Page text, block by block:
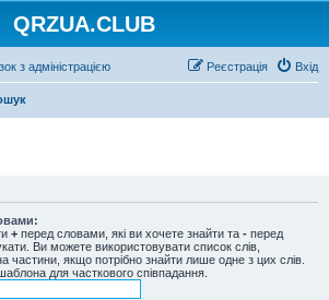
QRZUA.CLUB
з адміністрацією Вхід
Реєстрація
+ перед словами, які ви хочете знайти та - перед
Ви можете використовувати список слів,
частини, якщо потрібно знайти лише одне з цих слів.
для часткового співпадання.